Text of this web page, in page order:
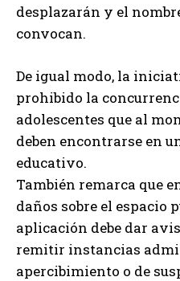
desplazarán y el
convocan.
De igual modo, la
prohibido la
adolescentes que al
deben encontrarse en
educativo.
También remarca que
daños sobre el espacio
aplicación debe dar
remitir instancias
apercibimiento o de